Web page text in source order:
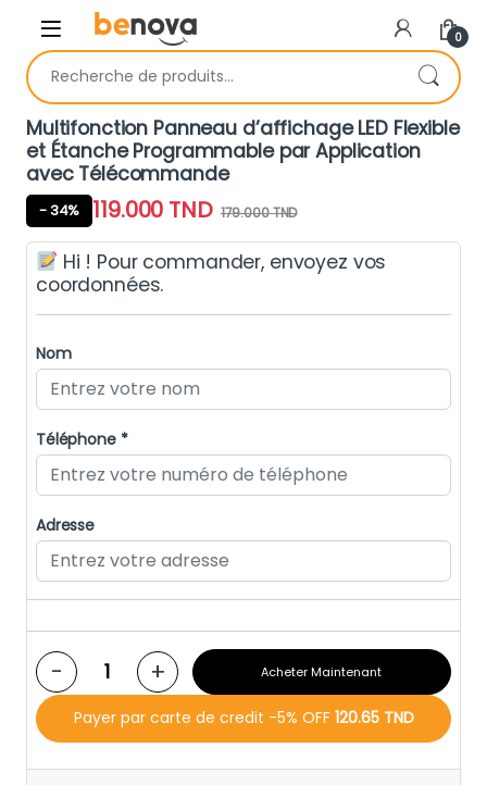
Skip to navigation
Skip to content
0
Recherche pour :
Multifonction Panneau d’affichage LED Flexible
et Étanche Programmable par Application
avec Télécommande
- 34% 119.000 TND 179.000TND
Hi ! Pour commander, envoyez vos
coordonnées.
Nom
Téléphone *
Adresse
- + Acheter Maintenant
Payer par carte de credit -5% OFF 120.65 TND